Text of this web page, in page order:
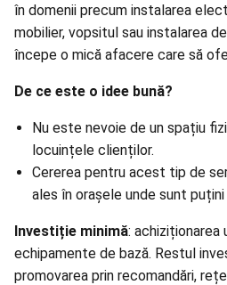
în domenii precum instalarea
mobilier, vopsitul sau instalarea
începe o mică afacere care să
De ce este o idee bună?
Nu este nevoie de un spațiu
locuințele clienților.
Cererea pentru acest tip de
ales în orașele unde sunt
Investiție minimă: achiziționarea
echipamente de bază. Restul
promovarea prin recomandări,